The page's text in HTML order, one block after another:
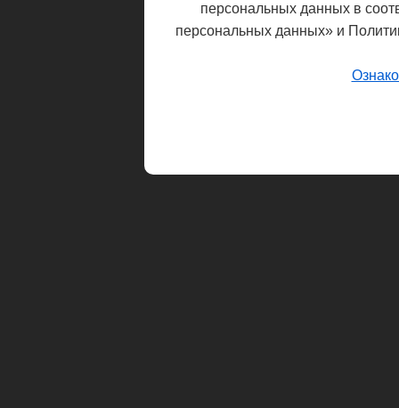
персональных данных в
персональных данных» и